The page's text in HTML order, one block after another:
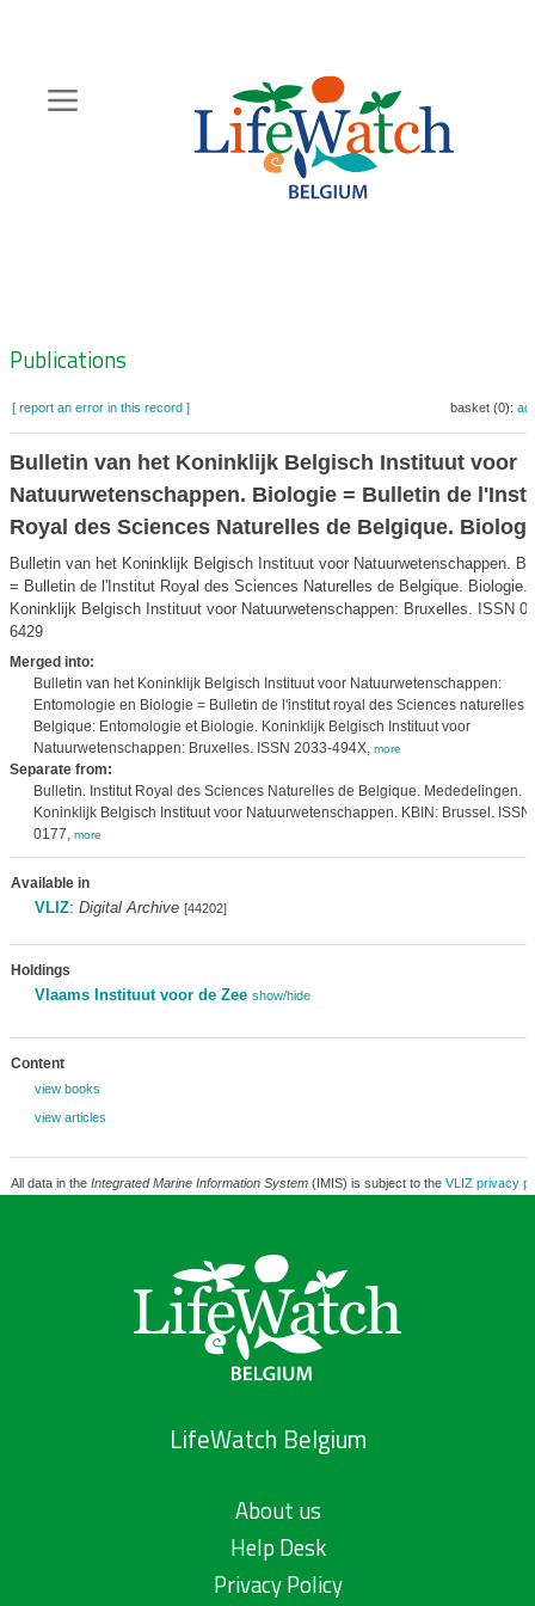
content
Zoeknavigatie
Publications
[ report an error in this record ] basket (0):
Bulletin van het Koninklijk Belgisch Instituut voor
Natuurwetenschappen. Biologie = Bulletin de
Royal des Sciences Naturelles de Belgique.
Bulletin van het Koninklijk Belgisch Instituut voor Natuurwetenschappen.
= Bulletin de l'Institut Royal des Sciences Naturelles de Belgique. Biologie.
Koninklijk Belgisch Instituut voor Natuurwetenschappen: Bruxelles. ISSN
6429
Merged into:
Bulletin van het Koninklijk Belgisch Instituut voor Natuurwetenschappen:
Entomologie en Biologie = Bulletin de l'institut royal des Sciences naturelles
Belgique: Entomologie et Biologie. Koninklijk Belgisch Instituut voor
Natuurwetenschappen: Bruxelles. ISSN 2033-494X, more
Separate from:
Bulletin. Institut Royal des Sciences Naturelles de Belgique. Mededelingen.
Koninklijk Belgisch Instituut voor Natuurwetenschappen. KBIN: Brussel. ISSN
0177, more
Available in
VLIZ: Digital Archive [44202]
Holdings
Vlaams Instituut voor de Zee show/hide
Content
view books
view articles
All data in the Integrated Marine Information System(IMIS) is subject to the VLIZ privacy
LifeWatch Belgium
About us
Help Desk
Privacy Policy